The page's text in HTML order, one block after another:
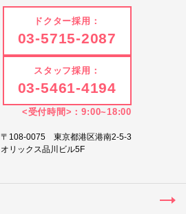
ドクター採用：
03-5715-2087
スタッフ採用：
03-5461-4194
<受付時間>：9:00~18:00
〒108-0075 東京都港区港南2-5-3
オリックス品川ビル5F